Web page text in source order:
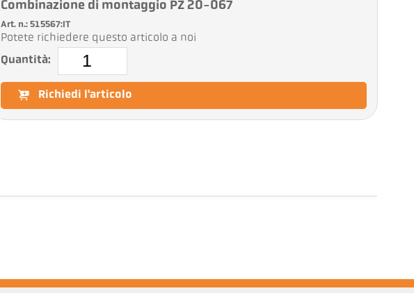
Combinazione di montaggio PZ 20-067
Art. n.: 515567:IT
Potete richiedere questo articolo a noi
Quantità:
Richiedi l'articolo